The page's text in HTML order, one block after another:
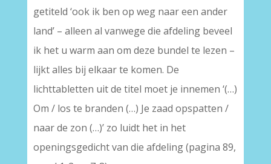
getiteld ‘ook ik ben op weg naar een ander
land’ – alleen al vanwege die afdeling beveel
ik het u warm aan om deze bundel te lezen –
lijkt alles bij elkaar te komen. De
lichttabletten uit de titel moet je innemen ‘(…)
Om / los te branden (…) Je zaad opspatten /
naar de zon (…)’ zo luidt het in het
openingsgedicht van die afdeling (pagina 89,